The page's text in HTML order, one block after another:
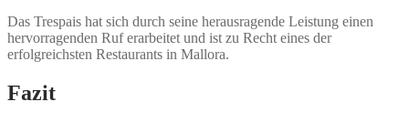
Das Trespais hat sich durch seine herausragende Leistung einen
hervorragenden Ruf erarbeitet und ist zu Recht eines der
erfolgreichsten Restaurants in Mallora.
Fazit